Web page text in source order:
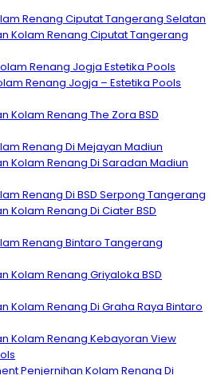
Renang Ciputat Tangerang Selatan
Kolam Renang Ciputat Tangerang
Renang Jogja Estetika Pools
Renang Jogja – Estetika Pools
Kolam Renang The Zora BSD
Renang Di Mejayan Madiun
Kolam Renang Di Saradan Madiun
Renang Di BSD Serpong Tangerang
Kolam Renang Di Ciater BSD
Renang Bintaro Tangerang
Kolam Renang Griyaloka BSD
Kolam Renang Di Graha Raya Bintaro
Kolam Renang Kebayoran View
Penjernihan Kolam Renang Di